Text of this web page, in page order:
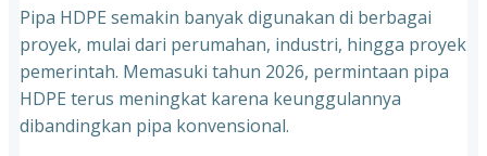
Pipa HDPE semakin banyak digunakan di berbagai
proyek, mulai dari perumahan, industri, hingga proyek
pemerintah. Memasuki tahun 2026, permintaan pipa
HDPE terus meningkat karena keunggulannya
dibandingkan pipa konvensional.